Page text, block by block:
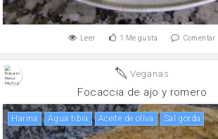
Leer 1 Me gusta Comentar
Veganas
Focaccia de ajo y romero
harina Agua tibia aceite de oliva sal gorda